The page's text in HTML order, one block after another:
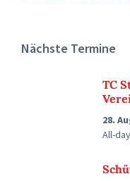
Nächste Termine
TC
28.
All-